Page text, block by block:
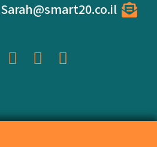
Sarah@smart20.co.il